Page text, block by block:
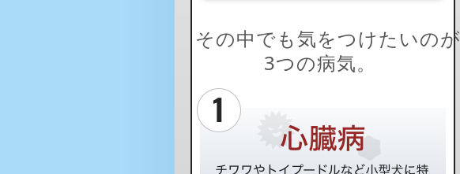
その中でも気をつけたいのが
3つの病気。